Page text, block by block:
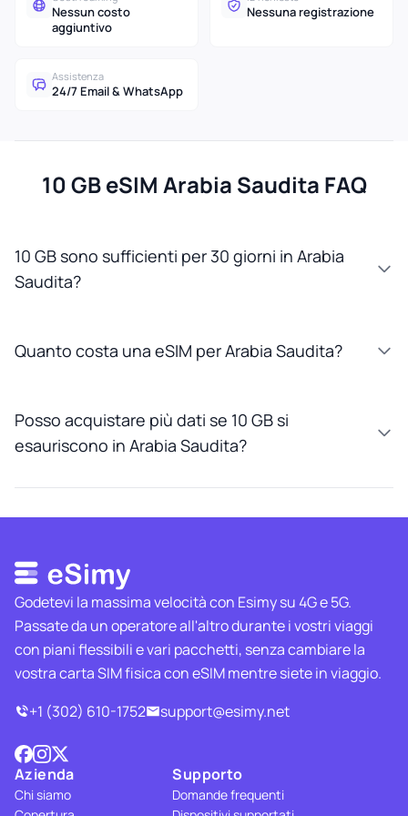
Nessun costo
aggiuntivo
Nessuna registrazione
Assistenza
24/7 Email & WhatsApp
10 GB eSIM Arabia Saudita FAQ
10 GB sono sufficienti per 30 giorni in Arabia
Saudita?
Quanto costa una eSIM per Arabia Saudita?
Posso acquistare più dati se 10 GB si
esauriscono in Arabia Saudita?
Godetevi la massima velocità con Esimy su 4G e 5G.
Passate da un operatore all'altro durante i vostri viaggi
con piani flessibili e vari pacchetti, senza cambiare la
vostra carta SIM fisica con eSIM mentre siete in viaggio.
+1 (302) 610-1752
support@esimy.net
Azienda
Chi siamo
Supporto
Domande frequenti